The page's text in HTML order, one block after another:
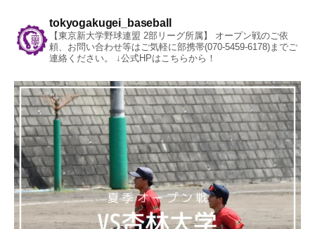
tokyogakugei_baseball
【東京新大学野球連盟 2部リーグ所属】
オープン戦のご依
頼、お問い合わせ等はご気軽に部携帯(070-5459-6178)までご
連絡ください。
↓公式HPはこちらから！